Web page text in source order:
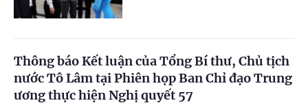
Thông báo Kết luận của Tổng Bí thư, Chủ tịch
nước Tô Lâm tại Phiên họp Ban Chỉ đạo Trung
ương thực hiện Nghị quyết 57